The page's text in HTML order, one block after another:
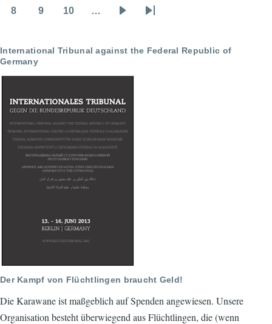
page
page
8 9 10 …
Last
International Tribunal against the Federal Republic of
Germany
Der Kampf von Flüchtlingen braucht Geld!
Die Karawane ist maßgeblich auf Spenden angewiesen. Unsere
Organisation besteht überwiegend aus Flüchtlingen, die (wenn